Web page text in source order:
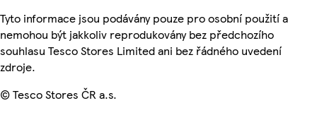
Tyto informace jsou podávány pouze pro osobní použití a
nemohou být jakkoliv reprodukovány bez předchozího
souhlasu Tesco Stores Limited ani bez řádného uvedení
zdroje.
© Tesco Stores ČR a.s.